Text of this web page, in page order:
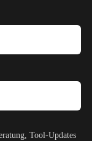
Tool-Updates